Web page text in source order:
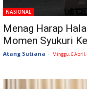
NASIONAL
Menag Harap
Momen Syukuri
Atang Sutiana - Minggu, 6 April,